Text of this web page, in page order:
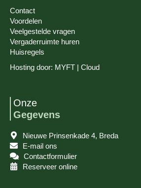
Contact
Voordelen
Veelgestelde vragen
Vergaderruimte huren
Huisregels
Hosting door: MYFT | Cloud
Onze
Gegevens
Nieuwe Prinsenkade 4, Breda
E-mail ons
Contactformulier
Reserveer online